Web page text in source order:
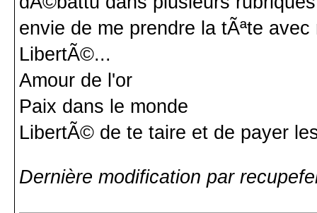
envie de me prendre la tÃªte
LibertÃ©...
Amour de l'or
Paix dans le monde
LibertÃ© de te taire et de payer
Dernière modification par